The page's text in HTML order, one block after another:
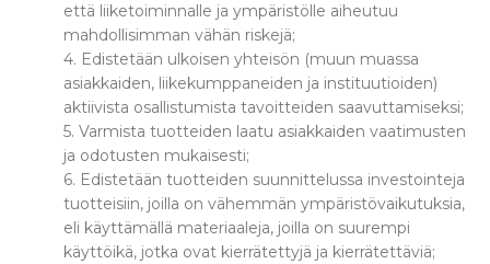
että liiketoiminnalle ja ympäristölle aiheutuu
mahdollisimman vähän riskejä;
4. Edistetään ulkoisen yhteisön (muun muassa
asiakkaiden, liikekumppaneiden ja instituutioiden)
aktiivista osallistumista tavoitteiden saavuttamiseksi;
5. Varmista tuotteiden laatu asiakkaiden vaatimusten
ja odotusten mukaisesti;
6. Edistetään tuotteiden suunnittelussa investointeja
tuotteisiin, joilla on vähemmän ympäristövaikutuksia,
eli käyttämällä materiaaleja, joilla on suurempi
käyttöikä, jotka ovat kierrätettyjä ja kierrätettäviä;